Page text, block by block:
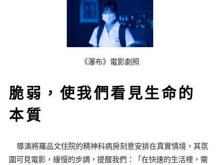
《瀑布》電影劇照
脆弱，使我們看見生命的
本質
導演將羅品文住院的精神科病房刻意安排在真實情境，其氛
圍可見電影，緩慢的步調，提醒我們：「在快速的生活裡，需